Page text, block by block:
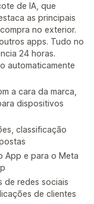
de IA, que
as principais
no exterior.
apps. Tudo no
24 horas.
automaticamente
a cara da marca,
dispositivos
classificação
App e para o Meta
de redes sociais
de clientes